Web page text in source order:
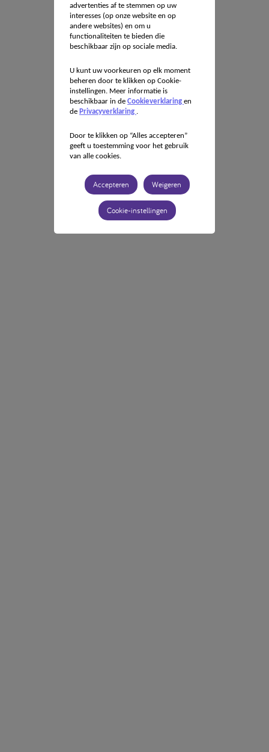
advertenties af te stemmen op uw
interesses (op onze website en op
andere websites) en om u
functionaliteiten te bieden die
beschikbaar zijn op sociale media.
U kunt uw voorkeuren op elk moment
beheren door te klikken op Cookie-
instellingen. Meer informatie is
beschikbaar in de Cookieverklaring en
de Privacyverklaring .
Door te klikken op “Alles accepteren”
geeft u toestemming voor het gebruik
van alle cookies.
Accepteren Weigeren
Cookie-instellingen